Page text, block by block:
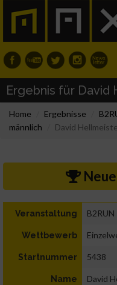
Ergebnis für David
Home Ergebnisse
männlich
David
Veranstaltung
Wettbewerb
Startnummer 5438
Name David